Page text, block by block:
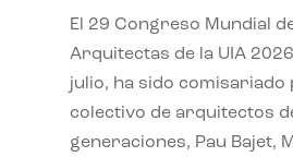
El 29 Congreso Mundial
Arquitectas de la UIA
julio, ha sido comisariado
colectivo de arquitectos
generaciones, Pau Bajet,